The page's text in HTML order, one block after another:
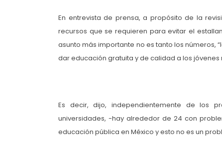
En entrevista de prensa, a propósito de la
recursos que se requieren para evitar el
asunto más importante no es tanto los números,
dar educación gratuita y de calidad a los jóvenes
Es decir, dijo, independientemente de los
universidades, -hay alrededor de 24 con
educación pública en México y esto no es un